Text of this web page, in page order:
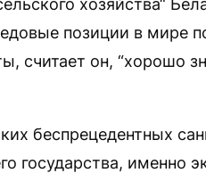
позиции в мире
считает он, “хорошо
беспрецедентных
государства, именно